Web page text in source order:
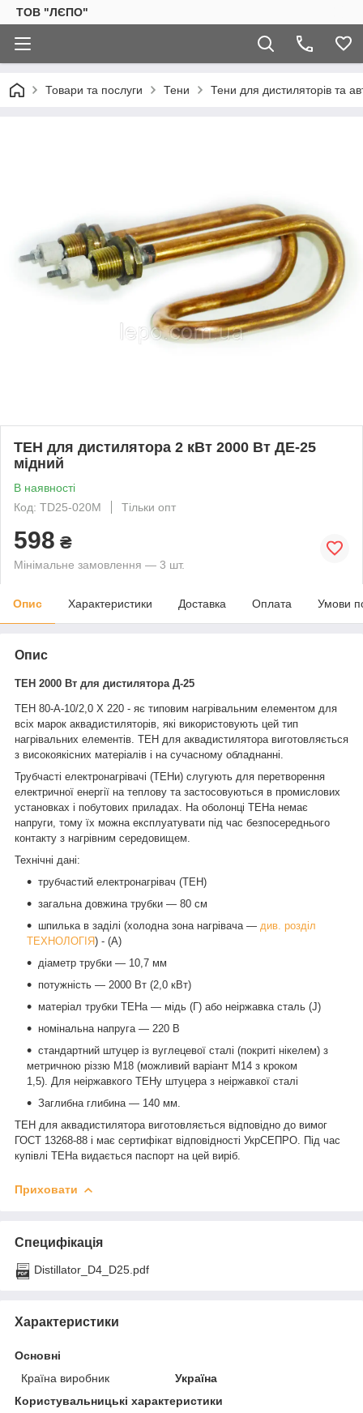
ТОВ "ЛЄПО"
Товари та послуги Тени Тени для дистиляторів та
ТЕН для дистилятора 2 кВт 2000 Вт ДЕ-25
мідний
В наявності
Код: TD25-020M
Тільки опт
598 ₴
Мінімальне замовлення — 3 шт.
Опис Характеристики Доставка Оплата Умови
Опис
ТЕН 2000 Вт для дистилятора Д-25
ТЕН 80-А-10/2 0 Х 220 - яє типовим нагрівальним елементом для
всіх марок аквадистиляторів, які використовують цей тип
нагрівальних елементів. ТЕН для аквадистилятора виготовляється
з високоякісних матеріалів і на сучасному обладнанні.
Трубчасті електронагрівачі (ТЕНи) слугують для перетворення
електричної енергії на теплову та застосовуються в промислових
установках і побутових приладах. На оболонці ТЕНа немає
напруги, тому їх можна експлуатувати під час безпосереднього
контакту з нагрівним середовищем.
Технічні дані:
трубчастий електронагрівач (ТЕН)
загальна довжина трубки — 80 см
шпилька в заділі (холодна зона нагрівача — див. розділ
ТЕХНОЛОГІЯ) - (А)
діаметр трубки — 10,7 мм
потужність — 2000 Вт (2 ,0 кВт)
матеріал трубки ТЕНа — мідь (Г) або неіржавка сталь (J)
номінальна напруга — 220 В
стандартний штуцер із вуглецевої сталі (покриті нікелем) з
метричною різзю М18 (можливий варіант М14 з кроком
1,5). Для неіржавкого ТЕНу штуцера з неіржавкої сталі
Заглибна глибина — 140 мм.
ТЕН для аквадистилятора виготовляється відповідно до вимог
ГОСТ 13268-88 і має сертифікат відповідності УкрСЕПРО. Під час
купівлі ТЕНа видається паспорт на цей виріб.
Приховати
Специфікація
Distillator_D4_D25.pdf
Характеристики
Основні
Країна виробник
Україна
Користувальницькі характеристики